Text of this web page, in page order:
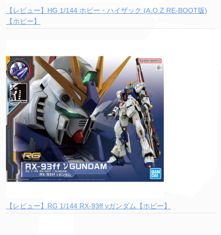
【レビュー】HG 1/144 ホビー・ハイザック (A.O.Z RE-BOOT版)
【ホビー】
【レビュー】RG 1/144 RX-93ff νガンダム【ホビー】